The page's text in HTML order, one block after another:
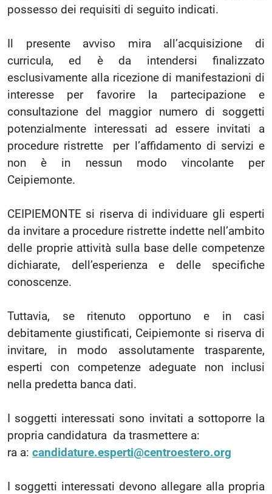
possesso dei requisiti di seguito indicati.
Il presente avviso mira all’acquisizione di
curricula, ed è da intendersi finalizzato
esclusivamente alla ricezione di manifestazioni di
interesse per favorire la partecipazione e
consultazione del maggior numero di soggetti
potenzialmente interessati ad essere invitati a
procedure ristrette per l’affidamento di servizi e
non è in nessun modo vincolante per
Ceipiemonte.
CEIPIEMONTE si riserva di individuare gli esperti
da invitare a procedure ristrette indette nell’ambito
delle proprie attività sulla base delle competenze
dichiarate, dell’esperienza e delle specifiche
conoscenze.
Tuttavia, se ritenuto opportuno e in casi
debitamente giustificati, Ceipiemonte si riserva di
invitare, in modo assolutamente trasparente,
esperti con competenze adeguate non inclusi
nella predetta banca dati.
I soggetti interessati sono invitati a sottoporre la
propria candidatura da trasmettere a:
ra a: candidature.esperti@centroestero.org
I soggetti interessati devono allegare alla propria